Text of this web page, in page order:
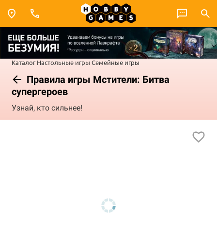
Каталог Настольные игры Семейные игры
Правила игры Мстители: Битва
супергероев
Узнай, кто сильнее!